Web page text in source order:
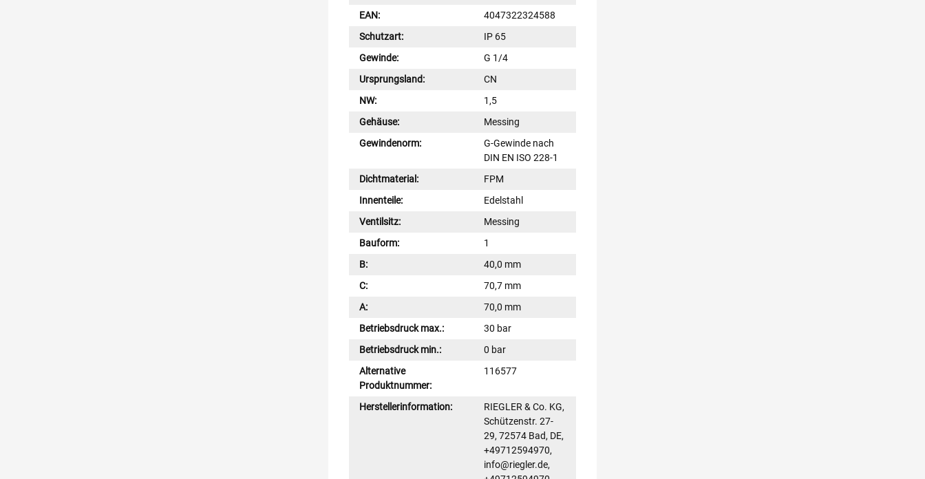
EAN:
4047322324588
Schutzart:
IP 65
Gewinde:
G 1/4
Ursprungsland:
CN
NW:
1,5
Gehäuse:
Messing
Gewindenorm:
G-Gewinde nach
DIN EN ISO 228-1
Dichtmaterial:
FPM
Innenteile:
Edelstahl
Ventilsitz:
Messing
Bauform:
1
B:
40,0 mm
C:
70,7 mm
A:
70,0 mm
Betriebsdruck max.:
30 bar
Betriebsdruck min.:
0 bar
Alternative
Produktnummer:
116577
Herstellerinformation:
RIEGLER & Co. KG,
Schützenstr. 27-
29, 72574 Bad, DE,
+49712594970,
info@riegler.de,